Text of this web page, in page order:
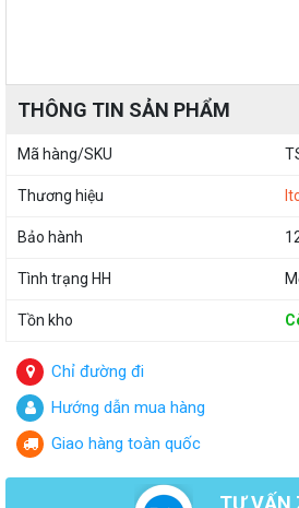
THÔNG TIN SẢN PHẨM
Mã hàng/SKU
Thương hiệu
Bảo hành
Tình trạng HH
Tồn kho
Chỉ đường đi
Hướng dẫn mua hàng
Giao hàng toàn quốc
TƯ VẤN